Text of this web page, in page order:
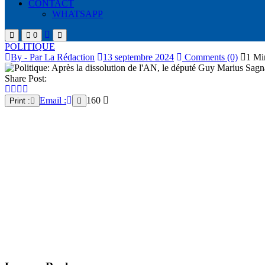
CONTACT
WHATSAPP
0
POLITIQUE
By - Par La Rédaction
13 septembre 2024 Comments (0) 1
Share Post:
Print : Email : 160